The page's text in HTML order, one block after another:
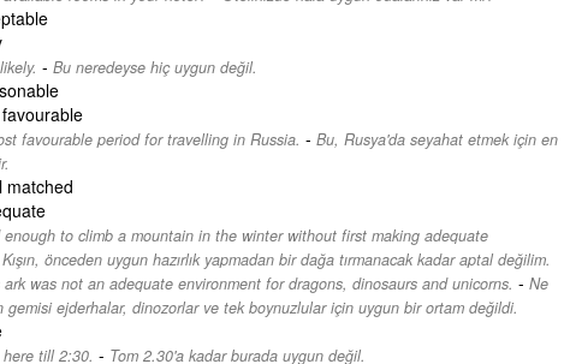
- Bu neredeyse hiç uygun değil.
favourable
favourable period for travelling in Russia. - Bu, Rusya'da seyahat etmek için en
matched
to climb a mountain in the winter without first making adequate
Kışın, önceden uygun hazırlık yapmadan bir dağa tırmanacak kadar aptal değilim.
ark was not an adequate environment for dragons, dinosaurs and unicorns. - Ne
gemisi ejderhalar, dinozorlar ve tek boynuzlular için uygun bir ortam değildi.
till 2:30. - Tom 2.30'a kadar burada uygun değil.